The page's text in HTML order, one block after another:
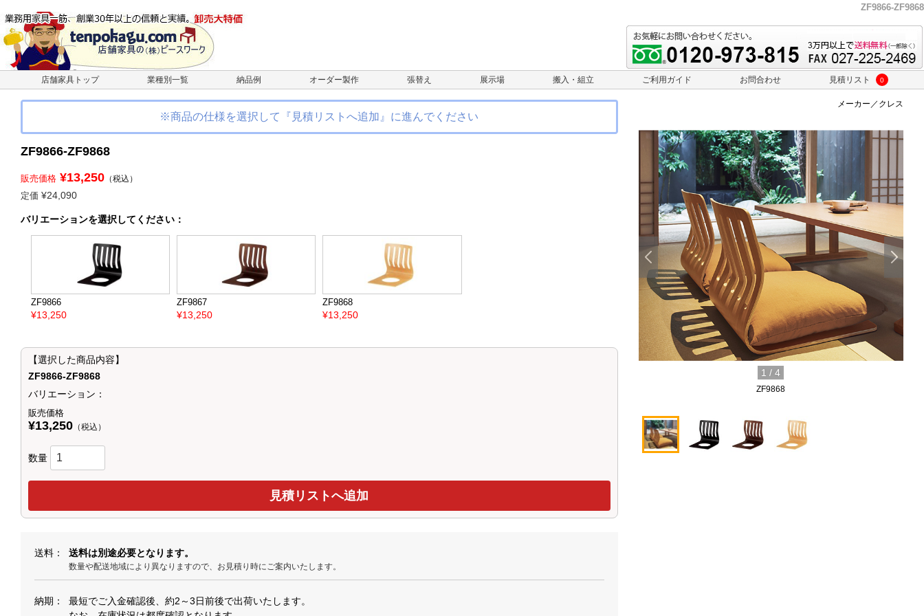
ZF9866-ZF9868
店舗家具トップ 業種別一覧 納品例 オーダー製作 張替え 展示場 搬入・組立 ご利用ガイド お問合わせ 見積リスト 0
メーカー／クレス
ZF9868
1 /4
※商品の仕様を選択して『見積リストへ追加』に進んでください
ZF9866-ZF9868
販売価格 ¥13,250 （税込）
定価¥24,090
バリエーションを選択してください ：
ZF9866
¥13,250
ZF9867
¥13,250
ZF9868
¥13,250
【選択した商品内容】
ZF9866-ZF9868
バリエーション：
販売価格
¥13,250 （税込）
数量
送料 送料は別途必要となります。
数量や配送地域により異なりますので、お見積り時にご案内いたします。
納期
最短でご入金確認後、約2～3日前後で出荷いたします。